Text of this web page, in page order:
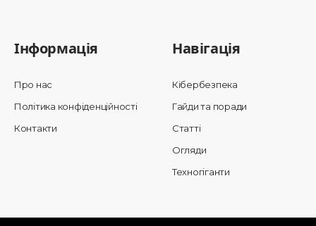
Інформація
Про нас
Політика конфіденційності
Контакти
Навігація
Кібербезпека
Гайди та поради
Статті
Огляди
Техногіганти